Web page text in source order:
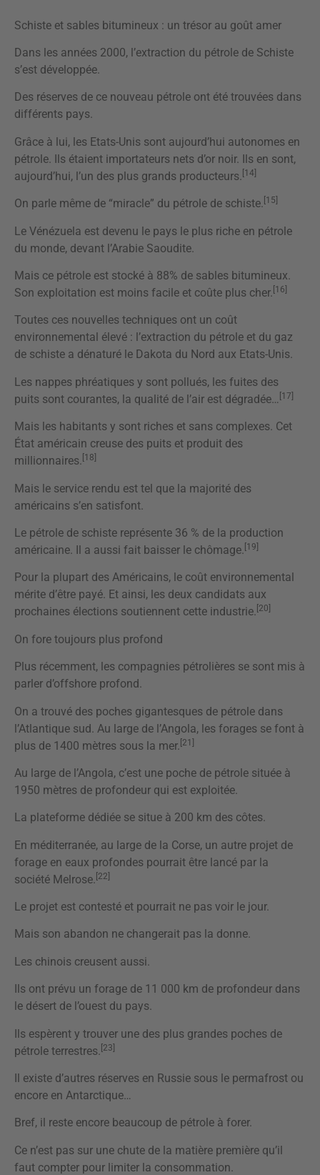
Schiste et sables bitumineux : un trésor au goût amer
Dans les années 2000, l’extraction du pétrole de Schiste
s’est développée.
Des réserves de ce nouveau pétrole ont été trouvées dans
différents pays.
Grâce à lui, les Etats-Unis sont aujourd’hui autonomes en
pétrole. Ils étaient importateurs nets d’or noir. Ils en sont,
aujourd’hui, l’un des plus grands producteurs. [14]
On parle même de “miracle” du pétrole de schiste. [15]
Le Vénézuela est devenu le pays le plus riche en pétrole
du monde, devant l’Arabie Saoudite.
Mais ce pétrole est stocké à 88% de sables bitumineux.
Son exploitation est moins facile et coûte plus cher. [16]
Toutes ces nouvelles techniques ont un coût
environnemental élevé : l’extraction du pétrole et du gaz
de schiste a dénaturé le Dakota du Nord aux Etats-Unis.
Les nappes phréatiques y sont pollués, les fuites des
puits sont courantes, la qualité de l’air est dégradée… [17]
Mais les habitants y sont riches et sans complexes. Cet
État américain creuse des puits et produit des
millionnaires. [18]
Mais le service rendu est tel que la majorité des
américains s’en satisfont.
Le pétrole de schiste représente 36 % de la production
américaine. Il a aussi fait baisser le chômage. [19]
Pour la plupart des Américains, le coût environnemental
mérite d’être payé. Et ainsi, les deux candidats aux
prochaines élections soutiennent cette industrie. [20]
On fore toujours plus profond
Plus récemment, les compagnies pétrolières se sont mis à
parler d’offshore profond.
On a trouvé des poches gigantesques de pétrole dans
l’Atlantique sud. Au large de l’Angola, les forages se font à
plus de 1400 mètres sous la mer. [21]
Au large de l’Angola, c’est une poche de pétrole située à
1950 mètres de profondeur qui est exploitée.
La plateforme dédiée se situe à 200 km des côtes.
En méditerranée, au large de la Corse, un autre projet de
forage en eaux profondes pourrait être lancé par la
société Melrose. [22]
Le projet est contesté et pourrait ne pas voir le jour.
Mais son abandon ne changerait pas la donne.
Les chinois creusent aussi.
Ils ont prévu un forage de 11 000 km de profondeur dans
le désert de l’ouest du pays.
Ils espèrent y trouver une des plus grandes poches de
pétrole terrestres. [23]
Il existe d’autres réserves en Russie sous le permafrost ou
encore en Antarctique…
Bref, il reste encore beaucoup de pétrole à forer.
Ce n’est pas sur une chute de la matière première qu’il
faut compter pour limiter la consommation.